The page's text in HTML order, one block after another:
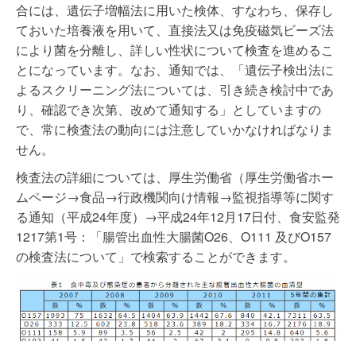
合には、遺伝子増幅法に用いた検体、すなわち、保存し
ておいた培養液を用いて、直接法又は免疫磁気ビーズ法
により菌を分離し、詳しい性状について検査を進めるこ
とになっています。なお、通知では、「遺伝子検出法に
よるスクリーニング法については、引き続き検討中であ
り、確認でき次第、改めて通知する」としていますの
で、常に検査法の動向には注意していかなければなりま
せん。
検査法の詳細については、厚生労働省（厚生労働省ホー
ムページ→食品→行政機関向け情報→監視指導等に関す
る通知（平成24年度）→平成24年12月17日付、食安監発
1217第1号：「腸管出血性大腸菌O26、O111 及びO157
の検査法について」で検索することができます。